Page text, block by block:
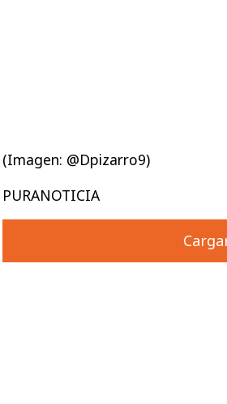
(Imagen: @Dpizarro9)
PURANOTICIA